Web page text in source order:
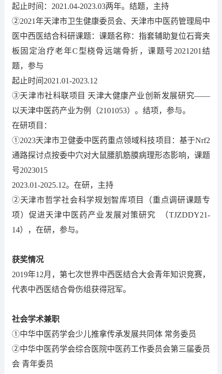
起止时间：2021.04-2023.03两年。结题，主持
②2021年天津市卫生健康委员会、天津市中医药管理局中
医中西医结合科研课题：课题名称：指套辅助复位石膏夹
板固定治疗老年C型桡骨远端骨折，课题号2021201结
题，参与
起止时间2021.01-2023.12
③天津市社科联项目 天津大健康产业创新发展研究——
以天津中医药产业为例（2101053）。结项，参与。
在研项目：
①2023天津市卫健委中医药重点领域科技项目：基于Nrf2
通路探讨点按委中穴对大鼠腰肌筋膜病理形态影响，课题
号2023015
2023.01-2025.12。在研，主持
②天津市哲学社会科学规划智库项目（重点调研课题专
项）促进天津中医药产业发展对策研究 （TJZDDY21-
14），在研，参与。
获奖情况
2019年12月，第七次世界中西医结合大会青年知识竞赛，
代表中西医结合骨伤组获得冠军。
社会学术兼职
①中华中医药学会少儿推拿传承发展共同体 常务委员
②中华中医药学会综合医院中医药工作委员会第三届委员
会 青年委员